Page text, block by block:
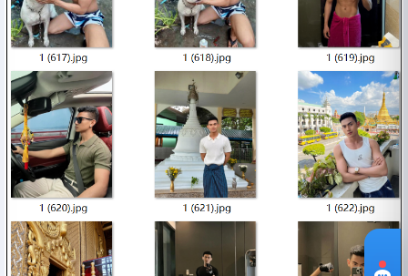
网页在线客服
无需添加好友，点击即可在线沟通